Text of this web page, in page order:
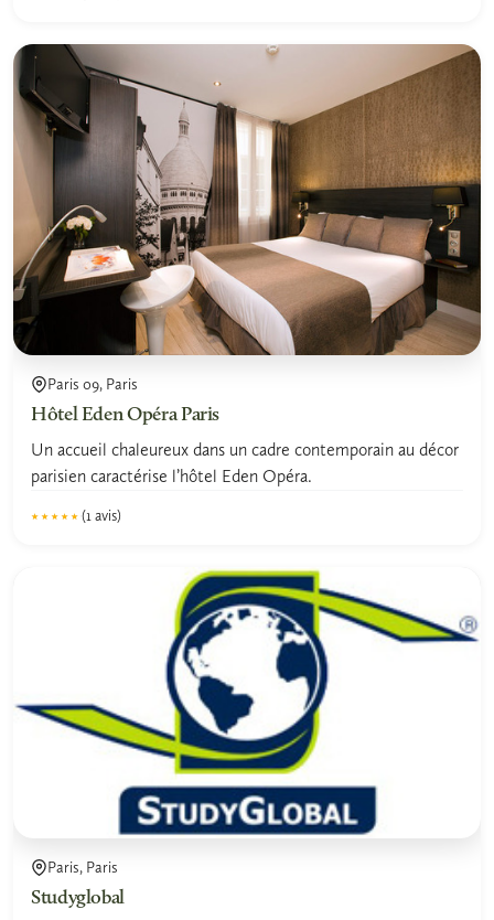
Paris 09, Paris
Hôtel Eden Opéra Paris
Un accueil chaleureux dans un cadre contemporain au décor
parisien caractérise l’hôtel Eden Opéra.
★★★★★
★★★★★ (1 avis)
Paris, Paris
Studyglobal